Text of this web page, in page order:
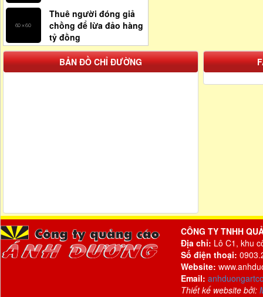
Thuê người đóng giả
chồng để lừa đảo hàng
tỷ đồng
BẢN ĐỒ CHỈ ĐƯỜNG
CÔNG TY TNHH
Địa chỉ: Lô C1, khu
Số điện thoại:
Website:
Email:
Thiết kế website bởi: